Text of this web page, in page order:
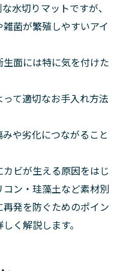
水切りマットですが、
菌が繁殖しやすいアイ
面には特に気を付けた
て適切なお手入れ方法
や劣化につながること
ビが生える原因をはじ
ン・珪藻土など素材別
発を防ぐためのポイン
く解説します。